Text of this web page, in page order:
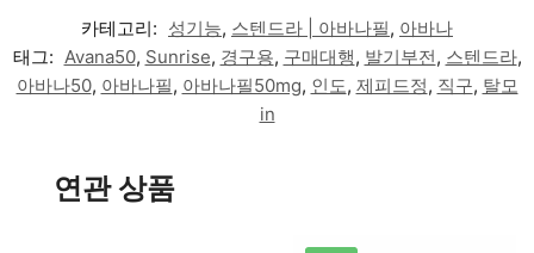
카테고리: 성기능, 스텐드라 | 아바나필, 아바나
태그: Avana50, Sunrise, 경구용, 구매대행, 발기부전, 스텐드라,
아바나50, 아바나필, 아바나필50mg, 인도, 제피드정, 직구, 탈모
in
연관 상품